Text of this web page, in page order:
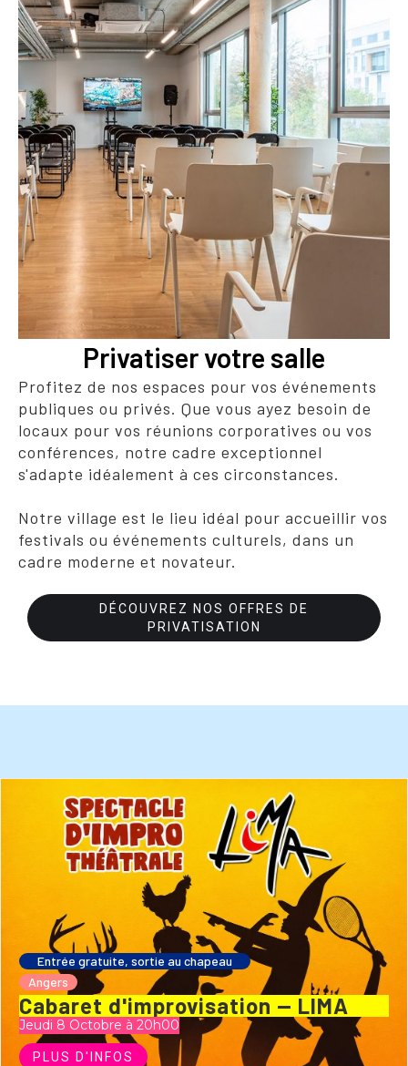
Privatiser votre salle
Profitez de nos espaces pour vos événements
publiques ou privés. Que vous ayez besoin de
locaux pour vos réunions corporatives ou vos
conférences, notre cadre exceptionnel
s'adapte idéalement à ces circonstances.
Notre village est le lieu idéal pour accueillir vos
festivals ou événements culturels, dans un
cadre moderne et novateur.
DÉCOUVREZ NOS OFFRES DE
PRIVATISATION
Entrée gratuite, sortie au chapeau
Angers
Cabaret d'improvisation — LIMA
Jeudi 8 Octobre à 20h00
PLUS D'INFOS